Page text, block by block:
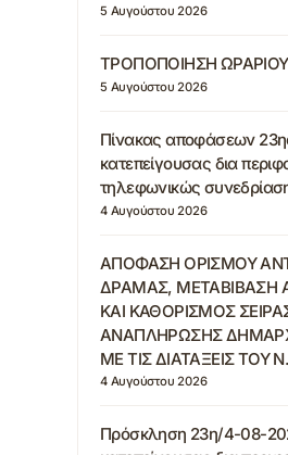
5 Αυγούστου 2026
ΤΡΟΠΟΠΟΙΗΣΗ
5 Αυγούστου 2026
Πίνακας αποφάσεων
κατεπείγουσας δια
τηλεφωνικώς
4 Αυγούστου 2026
ΑΠΟΦΑΣΗ ΟΡΙΣΜΟΥ
ΔΡΑΜΑΣ, ΜΕΤΑΒΙΒΑΣΗ
ΚΑΙ ΚΑΘΟΡΙΣΜΟΣ
ΑΝΑΠΛΗΡΩΣΗΣ
ΜΕ ΤΙΣ ΔΙΑΤΑΞΕΙΣ ΤΟΥ
4 Αυγούστου 2026
Πρόσκληση 23η/4-08-